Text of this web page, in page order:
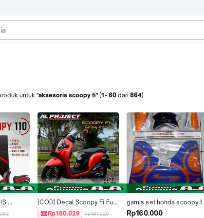
untuk "aksesoris scoopy fi" (1 -60 dari 864)
MOTOR
(COD) Decal Scoopy Fi Full
body 2017 Terbaru - Variasi
Rp180.029 Rp191.520
garnis set honda scoopy fi
original ahm-aksesoris
Rp160.000